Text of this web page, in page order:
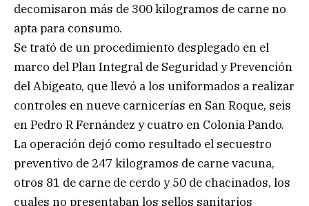
decomisaron más de 300 kilogramos de carne no
apta para consumo.
Se trató de un procedimiento desplegado en el
marco del Plan Integral de Seguridad y Prevención
del Abigeato, que llevó a los uniformados a realizar
controles en nueve carnicerías en San Roque, seis
en Pedro R Fernández y cuatro en Colonia Pando.
La operación dejó como resultado el secuestro
preventivo de 247 kilogramos de carne vacuna,
otros 81 de carne de cerdo y 50 de chacinados, los
cuales no presentaban los sellos sanitarios